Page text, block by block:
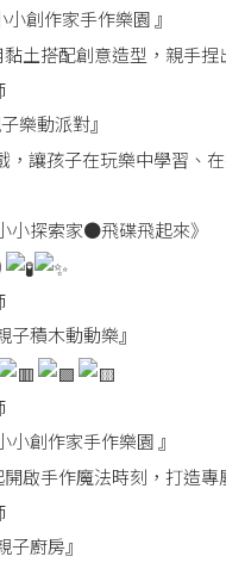
創作家手作樂園 』
土搭配創意造型，親手
樂動派對』
，讓孩子在玩樂中學習、
小探索家●飛碟飛起來》
積木動動樂』
創作家手作樂園 』
開啟手作魔法時刻，打造
廚房』